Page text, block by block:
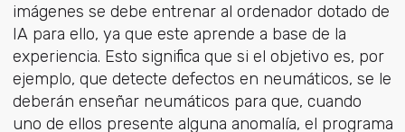
imágenes se debe entrenar al ordenador dotado de
IA para ello, ya que este aprende a base de la
experiencia. Esto significa que si el objetivo es, por
ejemplo, que detecte defectos en neumáticos, se le
deberán enseñar neumáticos para que, cuando
uno de ellos presente alguna anomalía, el programa